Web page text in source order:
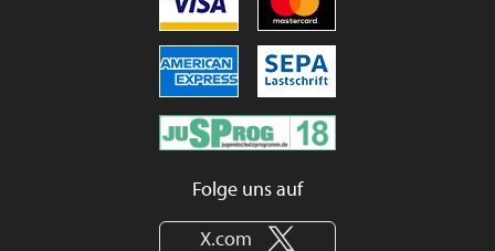
Folge uns auf
X.com